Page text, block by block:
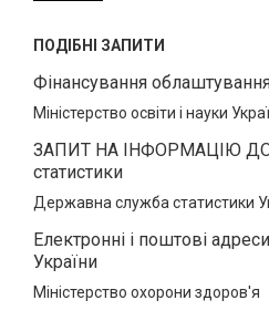
ПОДІБНІ ЗАПИТИ
Фінансування
Міністерство освіти і науки
ЗАПИТ НА ІНФОРМАЦІЮ ДО
статистики
Державна служба статистики
Електронні і поштові
України
Міністерство охорони здоров'я